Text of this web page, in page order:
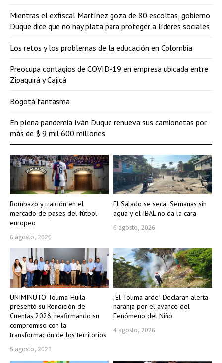
Bombazo y traición en el
mercado de pases del fútbol
europeo
6 agosto, 2026
El Salado se seca! Semanas sin
agua y el IBAL no da la cara
6 agosto, 2026
UNIMINUTO Tolima-Huila
presentó su Rendición de
Cuentas 2026, reafirmando su
compromiso con la
transformación de los territorios
5 agosto, 2026
¡El Tolima arde! Declaran alerta
naranja por el avance del
Fenómeno del Niño.
4 agosto, 2026
Mientras el exfiscal Martínez goza de 80 escoltas, gobierno
Duque dice que no hay plata para proteger a líderes sociales
Los retos y los problemas de la educación en Colombia
Preocupa contagios de COVID-19 en empresa ubicada entre
Zipaquirá y Cajicá
Bogotá fantasma
En plena pandemia Iván Duque renueva sus camionetas por
más de $ 9 mil 600 millones